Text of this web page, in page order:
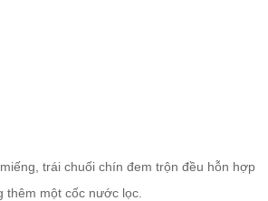
ép.
trái chuối chín đem trộn đều hỗn hợp
một cốc nước lọc.